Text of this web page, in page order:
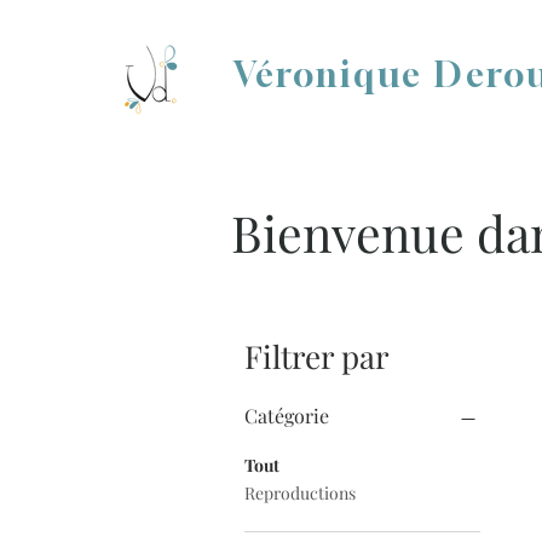
Véronique
Bienvenue
Filtrer par
Catégorie
Tout
Reproductions